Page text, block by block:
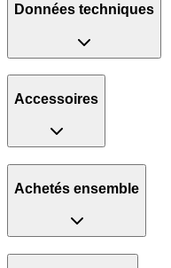
Données techniques
Accessoires
Achetés ensemble